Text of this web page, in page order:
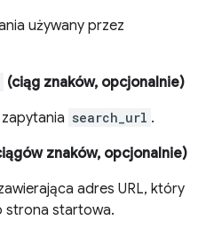
używany przez
(ciąg znaków, opcjonalnie)
search_url .
znaków, opcjonalnie)
adres URL, który
strona startowa.